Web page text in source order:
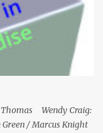
Zeuge, da es
dass zwischen
und dem
niemand nach oben
auf eine Privatinsel,
den Taylor-Brüdern
Wendy Craig:
/ Marcus Knight